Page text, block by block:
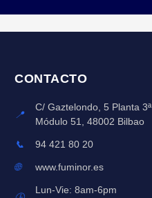
CONTACTO
📍
C/ Gaztelondo, 5 Planta 3ª
Módulo 51, 48002 Bilbao
📞 94 421 80 20
🌐 www.fuminor.es
Lun-Vie: 8am-6pm